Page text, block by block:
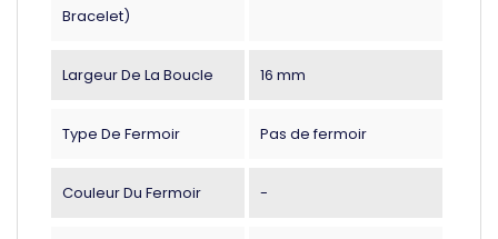
Bracelet)
Largeur De La Boucle 16 mm
Type De Fermoir Pas de fermoir
Couleur Du Fermoir -